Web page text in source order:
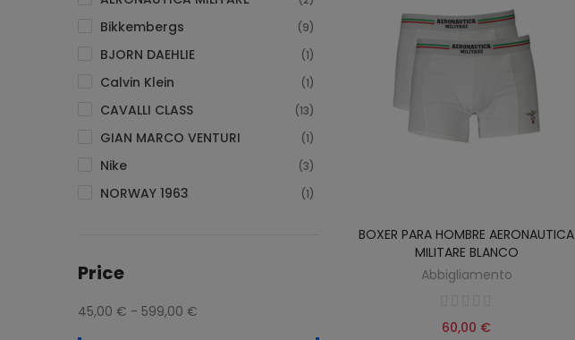
BOXER PARA HOMBRE AERONAUTICA
MILITARE BLANCO
Abbigliamento
60,00 €
Bikkembergs (9)
BJORN DAEHLIE (1)
Calvin Klein (1)
CAVALLI CLASS (13)
GIAN MARCO VENTURI (1)
Nike (3)
NORWAY 1963 (1)
Price
45,00 € - 599,00 €